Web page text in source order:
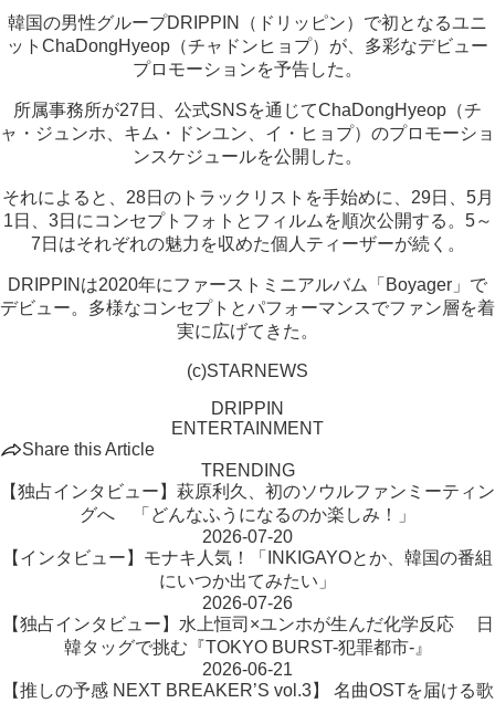
韓国の男性グループDRIPPIN（ドリッピン）で初となるユニ
ットChaDongHyeop（チャドンヒョプ）が、多彩なデビュー
プロモーションを予告した。
所属事務所が27日、公式SNSを通じてChaDongHyeop（チ
ャ・ジュンホ、キム・ドンユン、イ・ヒョプ）のプロモーショ
ンスケジュールを公開した。
それによると、28日のトラックリストを手始めに、29日、5月
1日、3日にコンセプトフォトとフィルムを順次公開する。5～
7日はそれぞれの魅力を収めた個人ティーザーが続く。
DRIPPINは2020年にファーストミニアルバム「Boyager」で
デビュー。多様なコンセプトとパフォーマンスでファン層を着
実に広げてきた。
(c)STARNEWS
DRIPPIN
ENTERTAINMENT
Share this Article
TRENDING
【独占インタビュー】萩原利久、初のソウルファンミーティン
グへ 「どんなふうになるのか楽しみ！」
2026-07-20
【インタビュー】モナキ人気！「INKIGAYOとか、韓国の番組
にいつか出てみたい」
2026-07-26
【独占インタビュー】水上恒司×ユンホが生んだ化学反応 日
韓タッグで挑む『TOKYO BURST-犯罪都市-』
2026-06-21
【推しの予感 NEXT BREAKER’S vol.3】 名曲OSTを届ける歌